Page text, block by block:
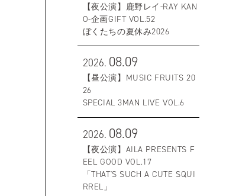
【夜公演】鹿野レイ-RAY KAN
O-企画GIFT VOL.52
ぼくたちの夏休み2026
2026. 08.09
【昼公演】MUSIC FRUITS 20
26
SPECIAL 3MAN LIVE VOL.6
2026. 08.09
【夜公演】AILA PRESENTS F
EEL GOOD VOL.17
「THAT'S SUCH A CUTE SQUI
RREL」